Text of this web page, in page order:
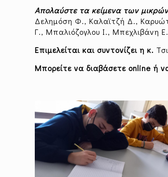
Απολαύστε τα κείμενα των
Δελημόση Φ., Καλαϊτζή Δ.,
Γ., Μπαλιόζογλου Ι., Μπεχλιβάνη
Επιμελείται και συντονίζει η κ.
Μπορείτε να διαβάσετεonline ή